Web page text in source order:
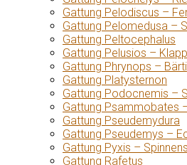
Gattung Pelodiscus –
Gattung Pelomedusa –
Gattung Peltocephalus
Gattung Pelusios –
Gattung Phrynops –
Gattung Platysternon
Gattung Podocnemis –
Gattung Psammobates
Gattung Pseudemydura
Gattung Pseudemys –
Gattung Pyxis –
Gattung Rafetus